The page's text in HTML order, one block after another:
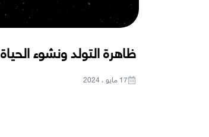
ظاهرة التولد ونشوء الحياة
17 مايو ، 2024